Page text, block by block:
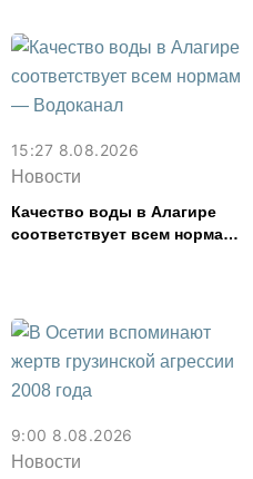
15:27 8.08.2026
Новости
Качество воды в Алагире
соответствует всем нормам
9:00 8.08.2026
Новости